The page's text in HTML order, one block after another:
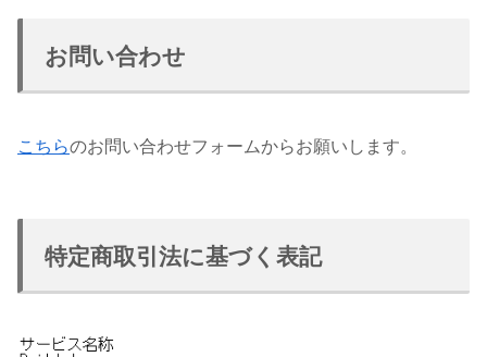
お問い合わせ
こちらのお問い合わせフォームからお願いします。
特定商取引法に基づく表記